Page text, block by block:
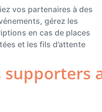
vos partenaires à des
gérez les
en cas de places
et les fils d’attente